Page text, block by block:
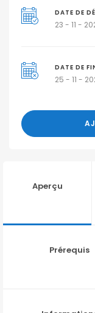
DATE DE
23 - 11 -
DATE DE
25 - 11 -
Aperçu
Prérequis